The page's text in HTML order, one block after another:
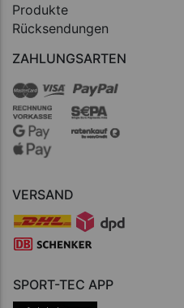
Produkte
Rücksendungen
ZAHLUNGSARTEN
VERSAND
SPORT-TEC APP